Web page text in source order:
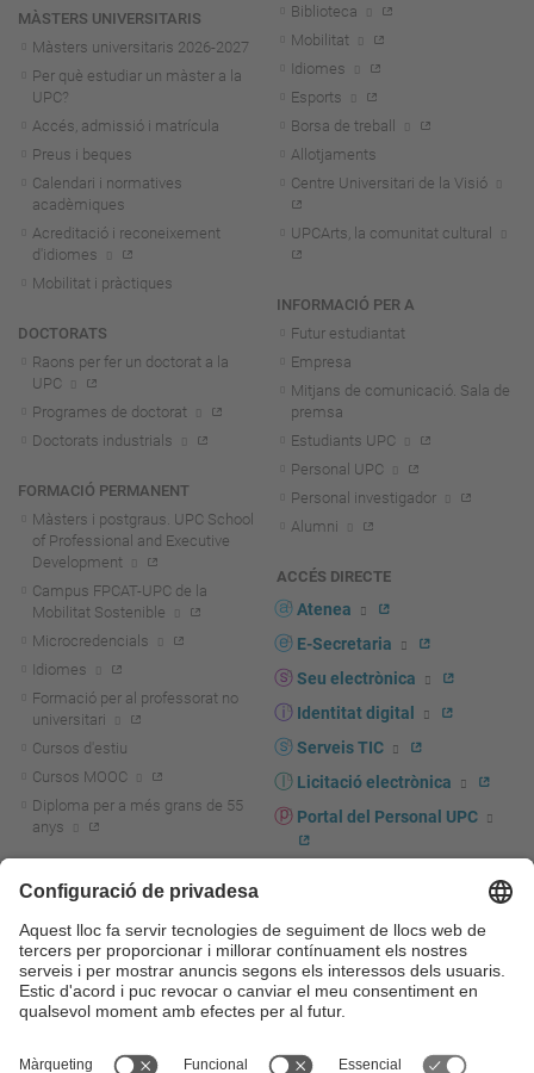
MÀSTERS UNIVERSITARIS
Màsters universitaris 2026-2027
Per què estudiar un màster a la
UPC?
Accés, admissió i matrícula
Preus i beques
Calendari i normatives
acadèmiques
Acreditació i reconeixement
d'idiomes
Mobilitat i pràctiques
DOCTORATS
Raons per fer un doctorat a la
UPC
Programes de doctorat
Doctorats industrials
FORMACIÓ PERMANENT
Màsters i postgraus. UPC School
of Professional and Executive
Development
Campus FPCAT-UPC de la
Mobilitat Sostenible
Microcredencials
Idiomes
Formació per al professorat no
universitari
Cursos d'estiu
Cursos MOOC
Diploma per a més grans de 55
anys
Actualitat R+D+I
La recerca a la UPC
La transferència, l'emprenedoria i
la innovació a la UPC
Foment i suport a la recerca
transferència, l'emprenedoria i la
Biblioteca
Mobilitat
Idiomes
Esports
Borsa de treball
Allotjaments
Centre Universitari de la Visió
UPCArts, la comunitat cultural
INFORMACIÓ PER A
Futur estudiantat
Empresa
Mitjans de comunicació. Sala de
premsa
Estudiants UPC
Personal UPC
Personal investigador
Alumni
ACCÉS DIRECTE
Atenea
E-Secretaria
Seu electrònica
Identitat digital
Serveis TIC
Licitació electrònica
Portal del Personal UPC
UPCshop, marxandatge
Sala de premsa
Seguretat i salut